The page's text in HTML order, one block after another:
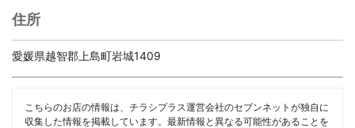
住所
愛媛県越智郡上島町岩城1409
こちらのお店の情報は、チラシプラス運営会社のセブンネットが独自に
収集した情報を掲載しています。最新情報と異なる可能性があることを